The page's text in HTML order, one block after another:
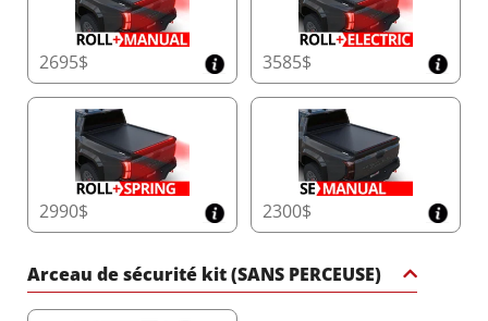
2695$ 3585$
2990$ 2300$
Arceau de sécurité kit (SANS PERCEUSE)